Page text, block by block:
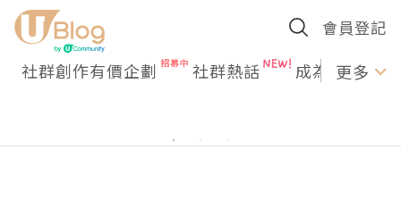
會員登記
社群創作有價企劃 社群熱話 成為U更多